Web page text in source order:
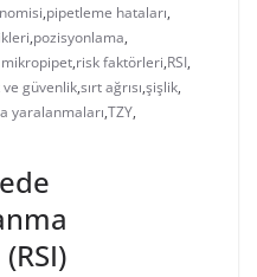
,pipetleme hataları,
,pozisyonlama,
mikropipet,risk faktörleri,RSI,
ve güvenlik,sırt ağrısı,şişlik,
yaralanmaları,TZY,